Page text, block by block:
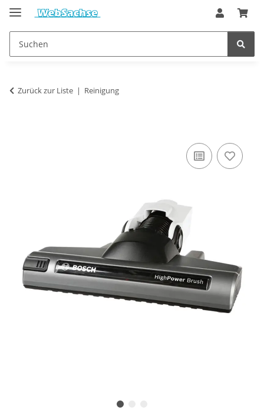
Zurück zur Liste Reinigung